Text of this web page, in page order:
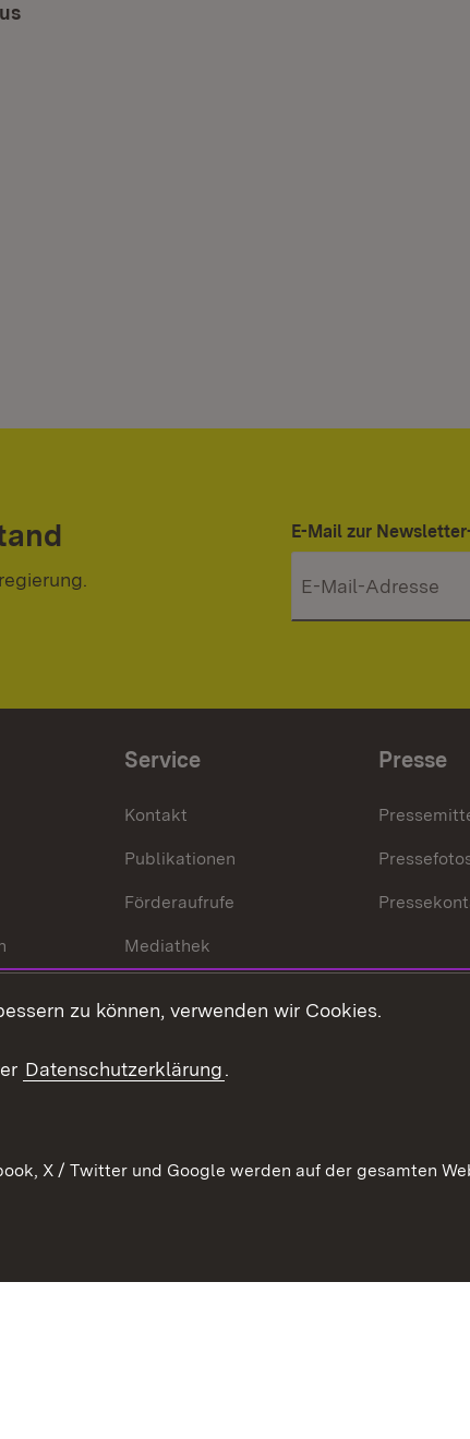
E-Mail zur
Service
Kontakt
Publikationen
Förderaufrufe
Mediathek
Presse
zu können, verwenden wir Cookies.
Datenschutzerklärung.
X / Twitter und Google werden auf der gesamten